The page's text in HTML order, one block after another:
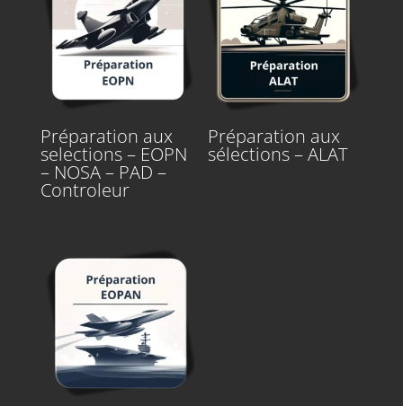
Préparation aux
selections – EOPN
– NOSA – PAD –
Controleur
Préparation aux
sélections – ALAT